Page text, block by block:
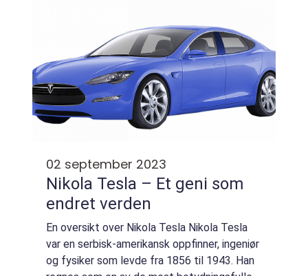
02 september 2023
Nikola Tesla – Et geni som
endret verden
En oversikt over Nikola Tesla Nikola Tesla
var en serbisk-amerikansk oppfinner, ingeniør
og fysiker som levde fra 1856 til 1943. Han